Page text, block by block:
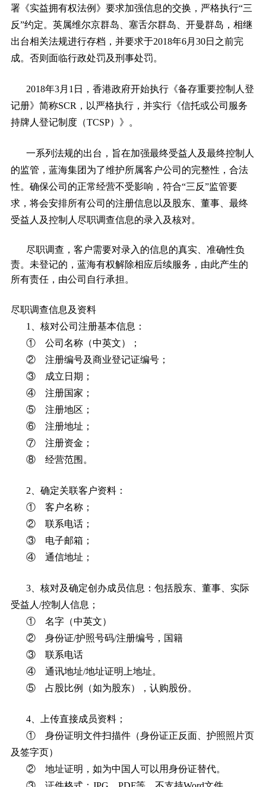
署《实益拥有权法例》要求加强信息的交换，严格执行“三
反”约定。英属维尔京群岛、塞舌尔群岛、开曼群岛，相继
出台相关法规进行存档，并要求于2018年6月30日之前完
成。否则面临行政处罚及刑事处罚。
2018年3月1日，香港政府开始执行《备存重要控制人登
记册》简称SCR，以严格执行，并实行《信托或公司服务
持牌人登记制度（TCSP）》。
一系列法规的出台，旨在加强最终受益人及最终控制人
的监管，蓝海集团为了维护所属客户公司的完整性，合法
性。确保公司的正常经营不受影响，符合“三反”监管要
求，将会安排所有公司的注册信息以及股东、董事、最终
受益人及控制人尽职调查信息的录入及核对。
尽职调查，客户需要对录入的信息的真实、准确性负
责。未登记的，蓝海有权解除相应后续服务，由此产生的
所有责任，由公司自行承担。
尽职调查信息及资料
1、核对公司注册基本信息：
① 公司名称（中英文）；
② 注册编号及商业登记证编号；
③ 成立日期；
④ 注册国家；
⑤ 注册地区；
⑥ 注册地址；
⑦ 注册资金；
⑧ 经营范围。
2、确定关联客户资料：
① 客户名称；
② 联系电话；
③ 电子邮箱；
④ 通信地址；
3、核对及确定创办成员信息：包括股东、董事、实际
受益人/控制人信息；
① 名字（中英文）
② 身份证/护照号码/注册编号，国籍
③ 联系电话
④ 通讯地址/地址证明上地址。
⑤ 占股比例（如为股东），认购股份。
4、上传直接成员资料；
① 身份证明文件扫描件（身份证正反面、护照照片页
及签字页）
② 地址证明，如为中国人可以用身份证替代。